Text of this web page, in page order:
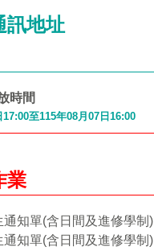
訊地址
時間
至115年08月07日16:00
業
通知單(含日間及進修學制)
通知單(含日間及進修學制)